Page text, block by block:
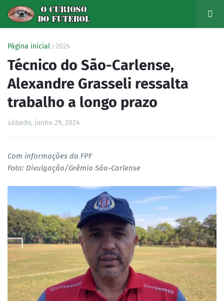
Página inicial 2024
Técnico do São-Carlense,
Alexandre Grasseli ressalta
trabalho a longo prazo
sábado, junho 29, 2024
Com informações da FPF
Foto: Divulgação/Grêmio São-Carlense